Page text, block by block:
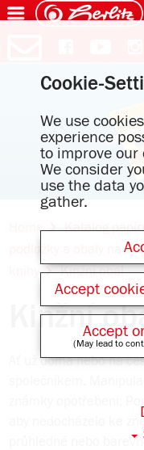
Home Katalog
podložky a obaly na
Kinžní obal
Kinžní
Ať už doma nebo na
společníkem.
aby nedocházelo ke
průhledné nebo
Cookie-
We use
experience
to improve our
We consider
use the data
gather.
Accept
Accept
(May lead to